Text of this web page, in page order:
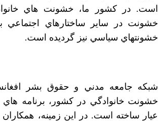
است. در كشور ما، خشونت هاي
خشونت در ساير ساختارهاي اجتماعي
خشونتهاي سياسي نيز گرديده است.
شبكه جامعه مدني و حقوق بشر
خشونت خانوادگي در كشور، برنامه هاي
عيار ساخته است. در اين زمينه،